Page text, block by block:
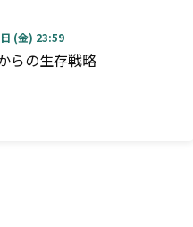
(金) 23:59
らの生存戦略